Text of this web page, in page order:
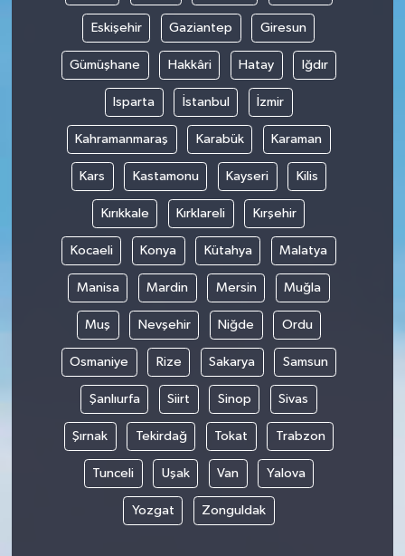
Eskişehir Gaziantep Giresun
Gümüşhane Hakkâri Hatay Iğdır
Isparta İstanbul İzmir
Kahramanmaraş Karabük Karaman
Kars Kastamonu Kayseri Kilis
Kırıkkale Kırklareli Kırşehir
Kocaeli Konya Kütahya Malatya
Manisa Mardin Mersin Muğla
Muş Nevşehir Niğde Ordu
Osmaniye Rize Sakarya Samsun
Şanlıurfa Siirt Sinop Sivas
Şırnak Tekirdağ Tokat Trabzon
Tunceli Uşak Van Yalova
Yozgat Zonguldak